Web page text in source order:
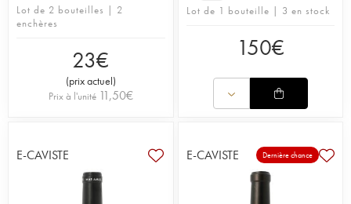
Lot de 2 bouteilles | 2
enchères
23€
(prix actuel)
Prix à l'unité 11,50€
Lot de 1 bouteille | 3 en stock
150€
E-CAVISTE E-CAVISTE Dernière chance